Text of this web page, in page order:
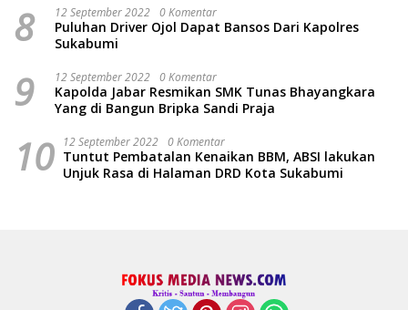
8 12 September 2022 0 Komentar
Puluhan Driver Ojol Dapat Bansos Dari Kapolres
Sukabumi
9 12 September 2022 0 Komentar
Kapolda Jabar Resmikan SMK Tunas Bhayangkara
Yang di Bangun Bripka Sandi Praja
10 12 September 2022 0 Komentar
Tuntut Pembatalan Kenaikan BBM, ABSI lakukan
Unjuk Rasa di Halaman DRD Kota Sukabumi